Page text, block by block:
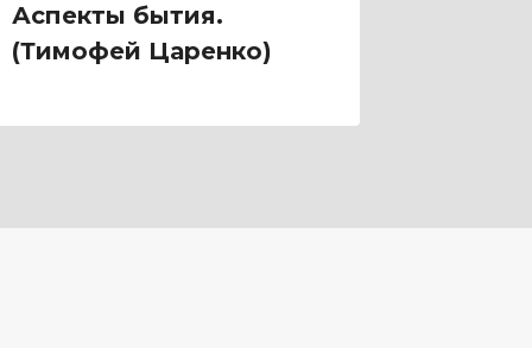
Аспекты бытия.
(Тимофей Царенко)